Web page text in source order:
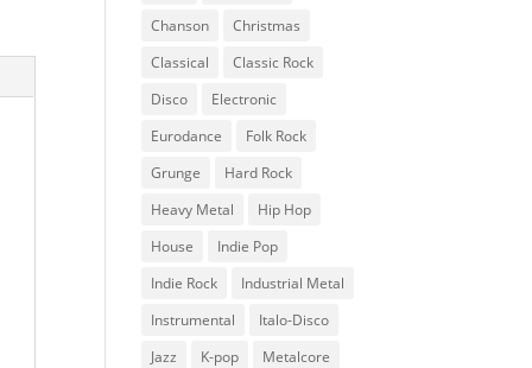
Chanson
Christmas
Classical
Classic Rock
Disco
Electronic
Eurodance
Folk Rock
Grunge
Hard Rock
Heavy Metal
Hip Hop
House
Indie Pop
Indie Rock
Industrial Metal
Instrumental
Italo-Disco
Jazz
K-pop
Metalcore